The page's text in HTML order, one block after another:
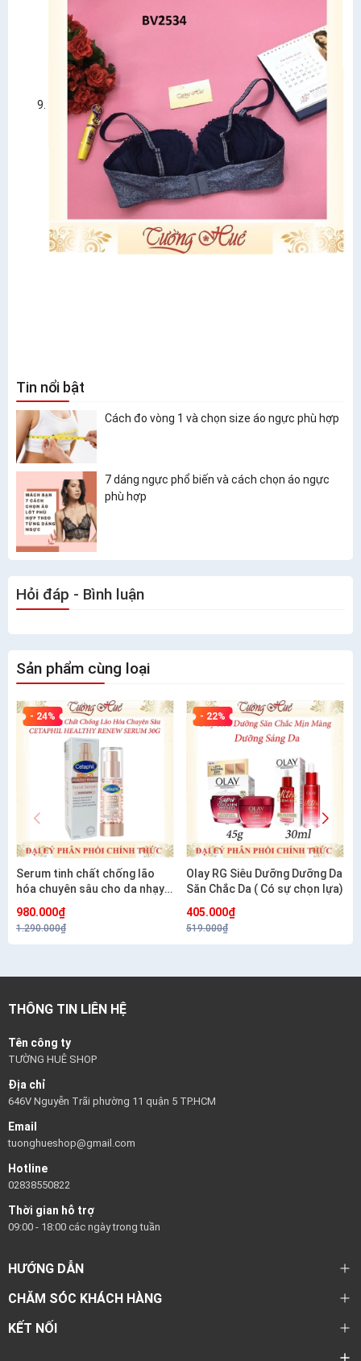
Tin nổi bật
Cách đo vòng 1 và chọn size áo ngực phù hợp
7 dáng ngực phổ biến và cách chọn áo ngực
phù hợp
Hỏi đáp - Bình luận
Sản phẩm cùng loại
- 24%
Serum tinh chất chống lão
hóa chuyên sâu cho da nhạy
cảm CETAPHIL HEALTHY
RENEW SERUM 30G
980.000₫
1.290.000₫
- 22%
Olay RG Siêu Dưỡng Dưỡng Da
Săn Chắc Da ( Có sự chọn lựa)
405.000₫
519.000₫
THÔNG TIN LIÊN HỆ
Tên công ty
TƯỜNG HUÊ SHOP
Địa chỉ
646V Nguyễn Trãi phường 11 quận 5 TP.HCM
Email
tuonghueshop@gmail.com
Hotline
02838550822
Thời gian hỗ trợ
09:00 - 18:00 các ngày trong tuần
HƯỚNG DẪN
CHĂM SÓC KHÁCH HÀNG
KẾT NỐI